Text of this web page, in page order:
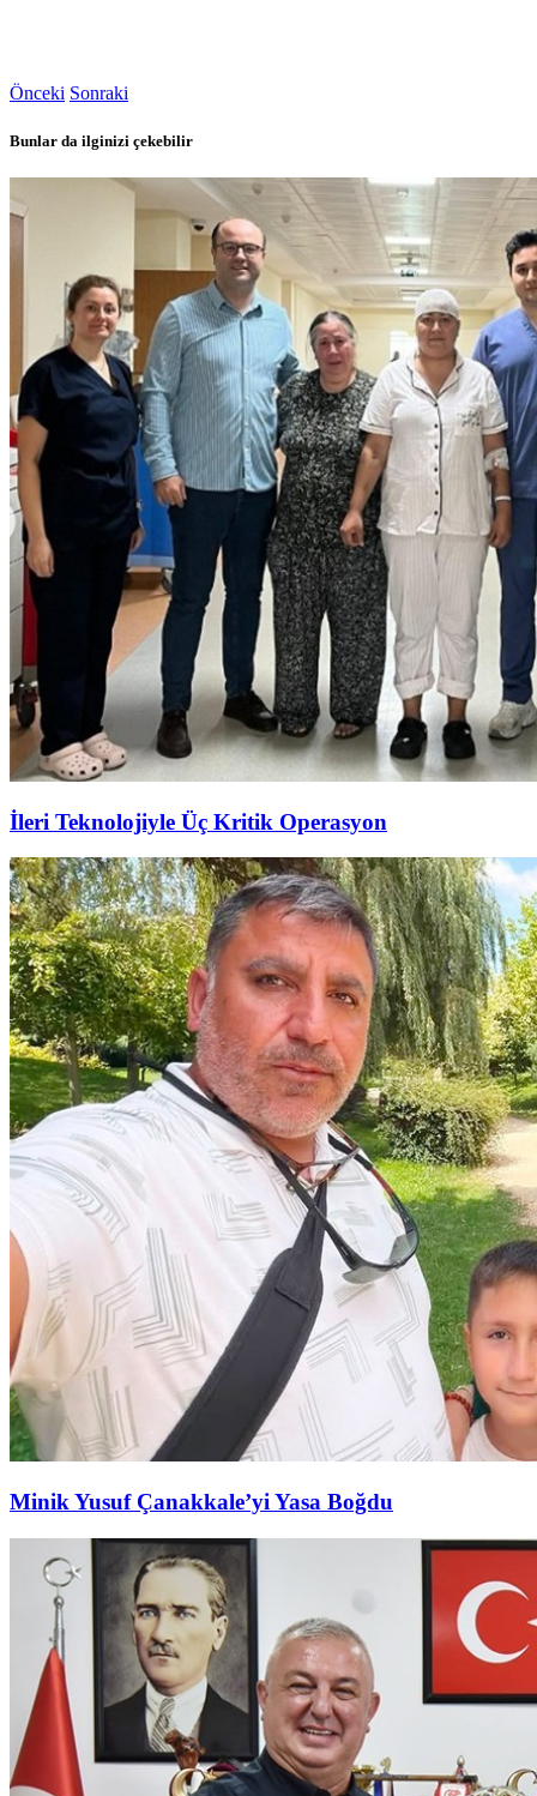
Önceki Sonraki
Bunlar da ilginizi çekebilir
İleri Teknolojiyle Üç Kritik Operasyon
Minik Yusuf Çanakkale’yi Yasa Boğdu